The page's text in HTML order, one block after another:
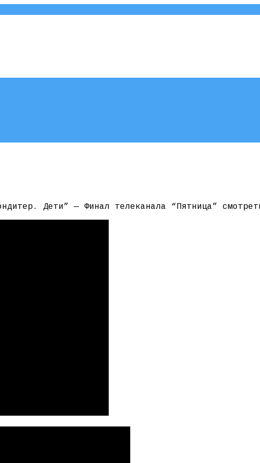
Дети” — Финал телеканала “Пятница”